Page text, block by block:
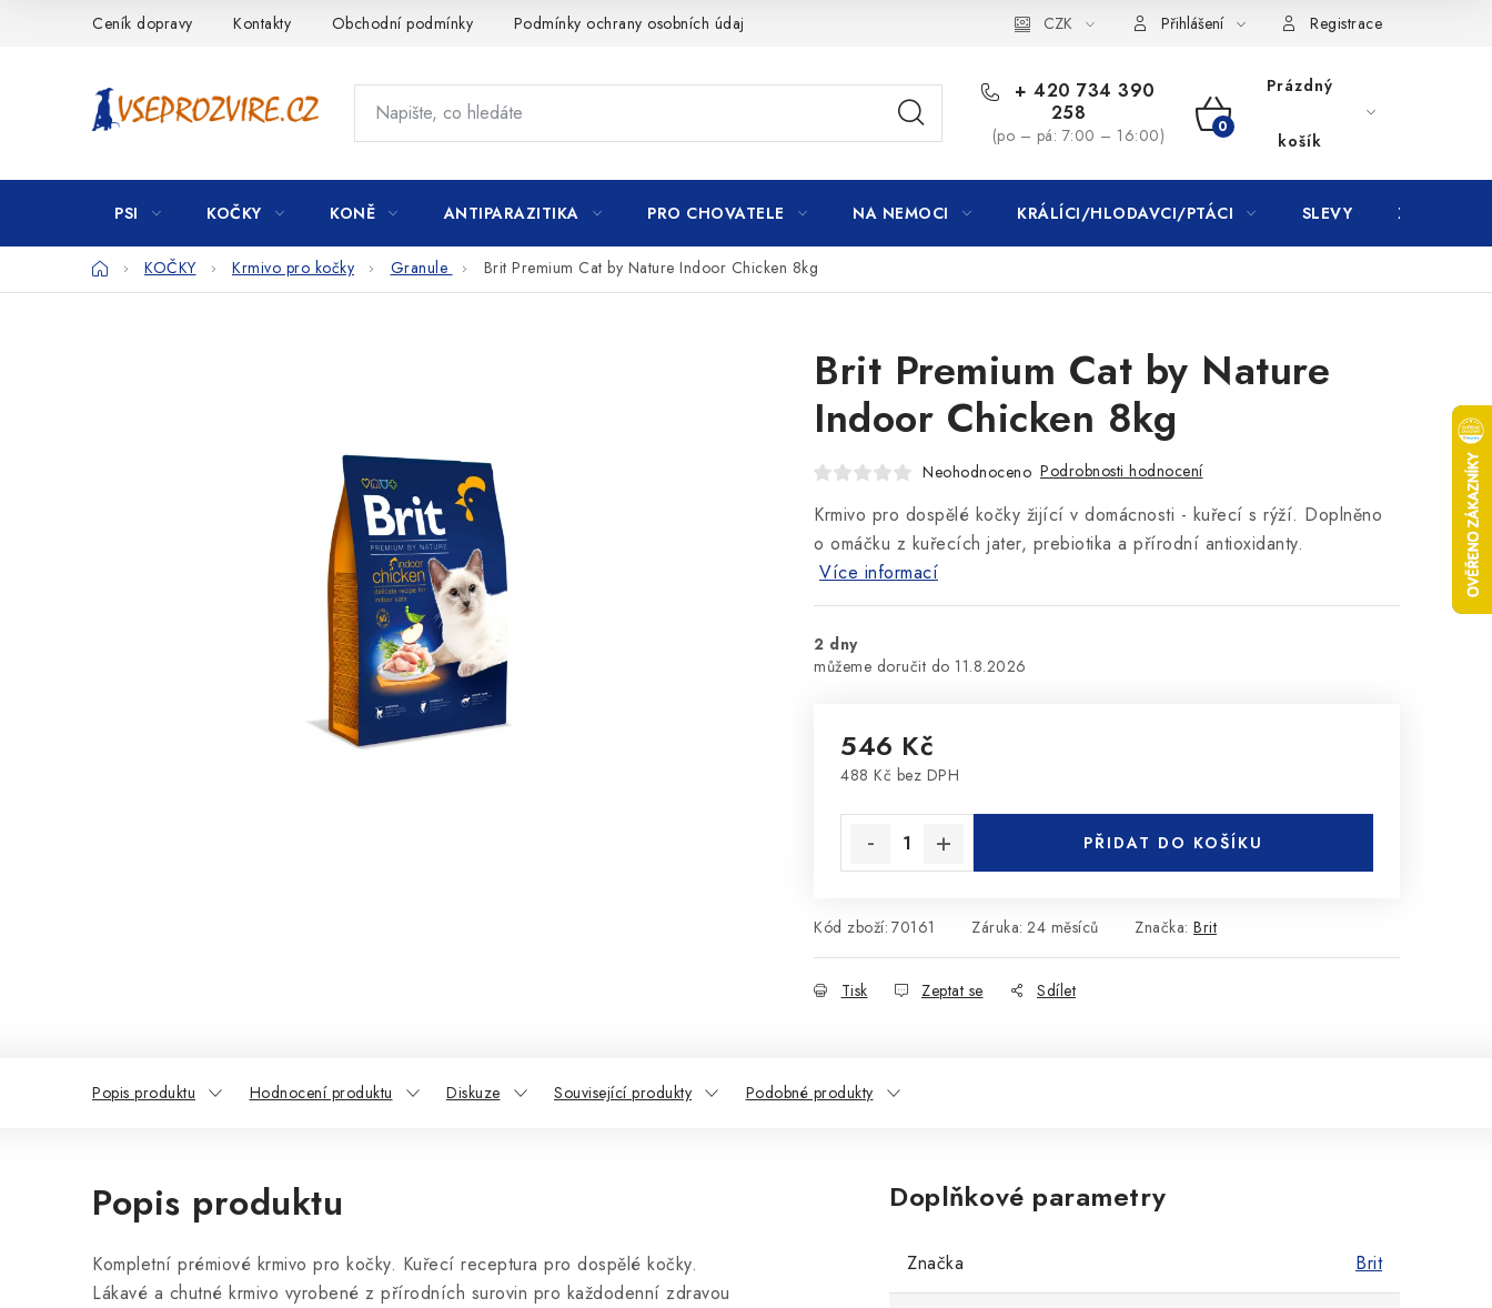
Ceník dopravy Kontakty Obchodní podmínky Podmínky ochrany osobních údajů CZK Přihlášení Registrace
+ 420 734 390
258
(po – pá: 7:00 – 16:00)
NÁKUPNÍ
KOŠÍK
Prázdný
košík
PSI KOČKY KONĚ ANTIPARAZITIKA PRO CHOVATELE NA NEMOCI KRÁLÍCI/HLODAVCI/PTÁCI SLEVY ZNAČKY
DomůKOČKY Krmivo pro kočky Granule Brit Premium Cat by Nature Indoor Chicken 8kg
Brit Premium Cat by Nature
Indoor Chicken 8kg
Neohodnoceno Podrobnosti hodnocení
Krmivo pro dospělé kočky žijící v domácnosti - kuřecí s rýží. Doplněno
o omáčku z kuřecích jater, prebiotika a přírodní antioxidanty.
Více informací
2 dny
11.8.2026
546 Kč
488 Kč bez DPH
PŘIDAT DO KOŠÍKU
Kód zboží: 70161 Záruka: 24 měsíců Značka: Brit
Tisk Zeptat se Sdílet
Popis produktu Hodnocení produktu Diskuze Související produkty Podobné produkty
Popis produktu
Kompletní prémiové krmivo pro kočky. Kuřecí receptura pro dospělé kočky.
Lákavé a chutné krmivo vyrobené z přírodních surovin pro každodenní zdravou
Doplňkové parametry
Značka Brit